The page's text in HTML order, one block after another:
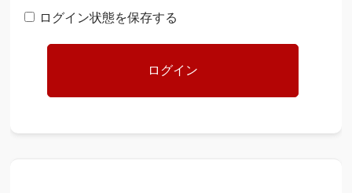
ログイン状態を保存する